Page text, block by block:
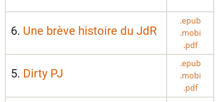
6. Une brève histoire du JdR
.epub
.mobi
.pdf
5. Dirty PJ
.epub
.mobi
.pdf